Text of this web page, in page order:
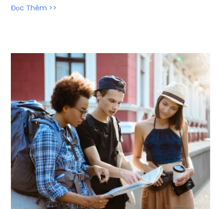
Đọc Thêm >>